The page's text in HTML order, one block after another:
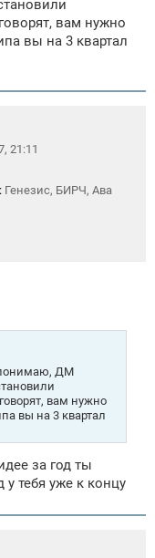
вам нужно
вы на 3 квартал
21:11
Генезис, БИРЧ, Ава
понимаю, ДМ
вам нужно
вы на 3 квартал
за год ты
тебя уже к концу